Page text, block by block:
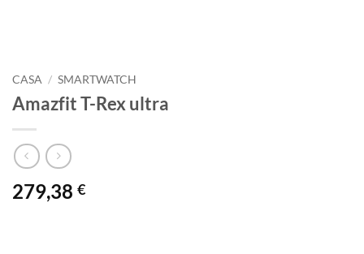
CASA / SMARTWATCH
Amazfit T-Rex ultra
279,38 €